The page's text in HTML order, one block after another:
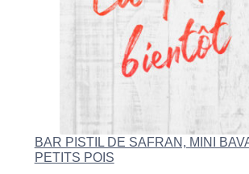
BAR PISTIL DE SAFRAN, MINI
PETITS POIS